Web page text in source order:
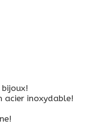
acier inoxydable!